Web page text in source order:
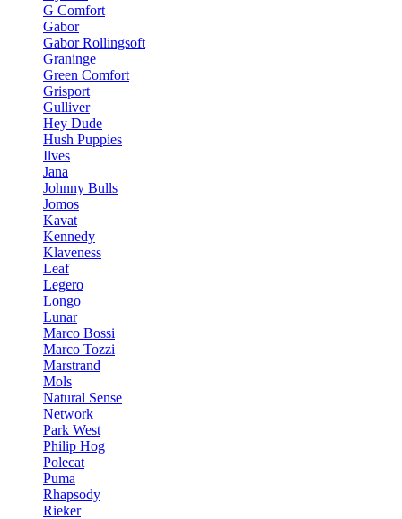
G Comfort
Gabor
Gabor Rollingsoft
Graninge
Green Comfort
Grisport
Gulliver
Hey Dude
Hush Puppies
Ilves
Jana
Johnny Bulls
Jomos
Kavat
Kennedy
Klaveness
Leaf
Legero
Longo
Lunar
Marco Bossi
Marco Tozzi
Marstrand
Mols
Natural Sense
Network
Park West
Philip Hog
Polecat
Puma
Rhapsody
Rieker